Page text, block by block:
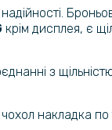
крім дисплея, є
з щільністю
накладка